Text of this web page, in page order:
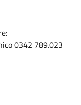
0342 789.023